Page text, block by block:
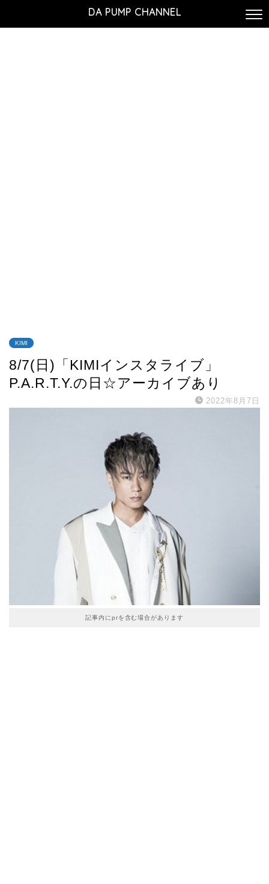
DA PUMP CHANNEL
KIMI
8/7(日)「KIMIインスタライブ」
P.A.R.T.Y.の日☆アーカイブあり
2022年8月7日
記事内にprを含む場合があります